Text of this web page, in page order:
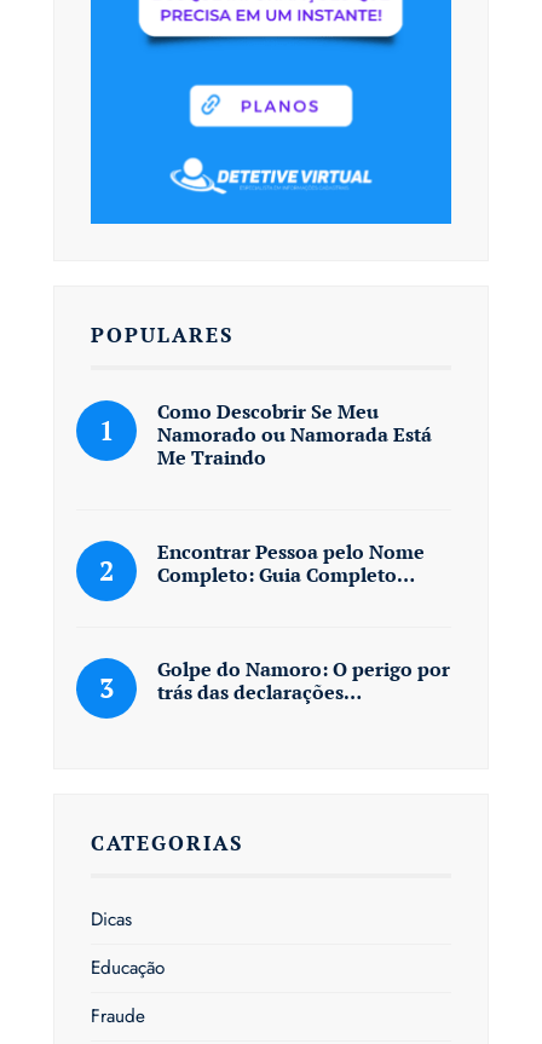
POPULARES
Como Descobrir Se Meu
Namorado ou Namorada Está
Me Traindo
Encontrar Pessoa pelo Nome
Completo: Guia Completo…
Golpe do Namoro: O perigo por
trás das declarações…
CATEGORIAS
Dicas
Educação
Fraude